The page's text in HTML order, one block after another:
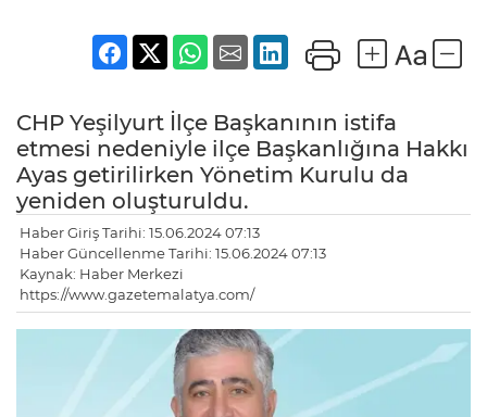
CHP Yeşilyurt İlçe Başkanının istifa
etmesi nedeniyle ilçe Başkanlığına Hakkı
Ayas getirilirken Yönetim Kurulu da
yeniden oluşturuldu.
Haber Giriş Tarihi: 15.06.2024 07:13
Haber Güncellenme Tarihi: 15.06.2024 07:13
Kaynak: Haber Merkezi
https://www.gazetemalatya.com/